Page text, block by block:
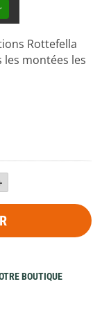
Rottefella
montées les
BOUTIQUE